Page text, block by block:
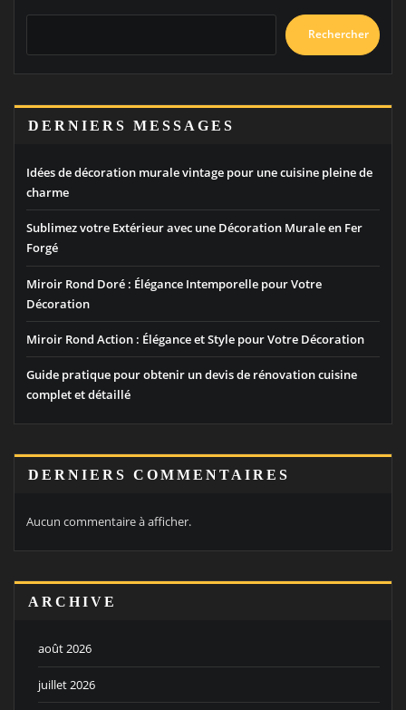
Rechercher
DERNIERS MESSAGES
Idées de décoration murale vintage pour une cuisine pleine de
charme
Sublimez votre Extérieur avec une Décoration Murale en Fer
Forgé
Miroir Rond Doré : Élégance Intemporelle pour Votre
Décoration
Miroir Rond Action : Élégance et Style pour Votre Décoration
Guide pratique pour obtenir un devis de rénovation cuisine
complet et détaillé
DERNIERS COMMENTAIRES
Aucun commentaire à afficher.
ARCHIVE
août 2026
juillet 2026